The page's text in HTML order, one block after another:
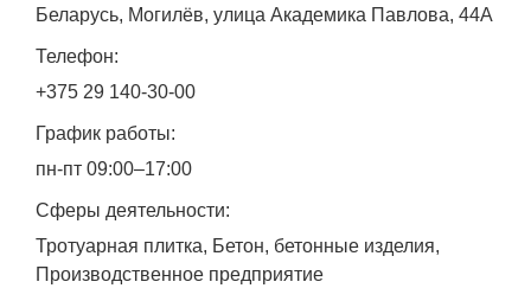
Объявления
Транспорт
Погода
Курсы валют
Беларусь, Могилёв, улица Академика Павлова, 44А
Телефон:
+375 29 140-30-00
График работы:
пн-пт 09:00–17:00
Сферы деятельности:
Тротуарная плитка, Бетон, бетонные изделия,
Производственное предприятие